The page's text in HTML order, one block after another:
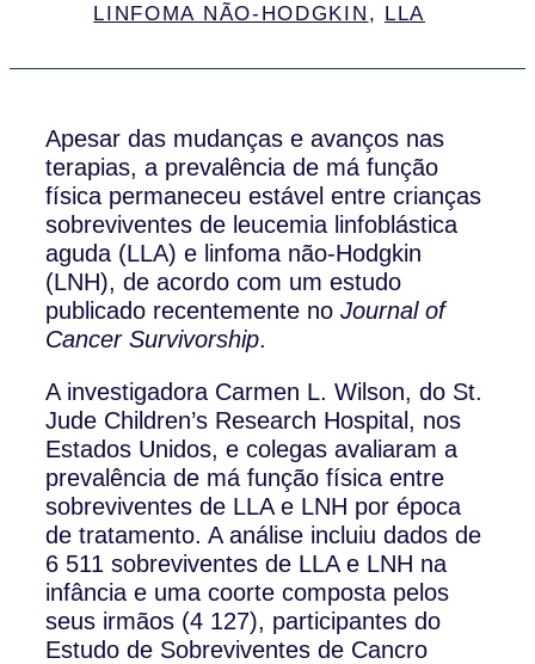
LINFOMA NÃO-HODGKIN , LLA
Apesar das mudanças e avanços nas
terapias, a prevalência de má função
física permaneceu estável entre crianças
sobreviventes de leucemia linfoblástica
aguda (LLA) e linfoma não-Hodgkin
(LNH), de acordo com um estudo
publicado recentemente noJournal of
Cancer Survivorship.
A investigadora Carmen L. Wilson, do St.
Jude Children’s Research Hospital, nos
Estados Unidos, e colegas avaliaram a
prevalência de má função física entre
sobreviventes de LLA e LNH por época
de tratamento. A análise incluiu dados de
6 511 sobreviventes de LLA e LNH na
infância e uma coorte composta pelos
seus irmãos (4 127), participantes do
Estudo de Sobreviventes de Cancro